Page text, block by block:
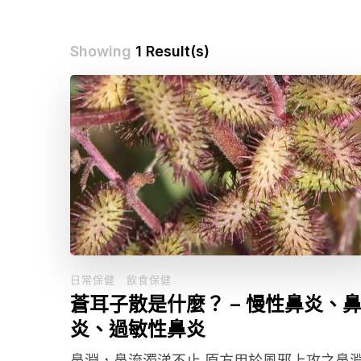
Showing 1 Result(s)
日常保健 飲食保健
蒼耳子散是什麼？ – 慢性鼻炎、
炎、過敏性鼻炎